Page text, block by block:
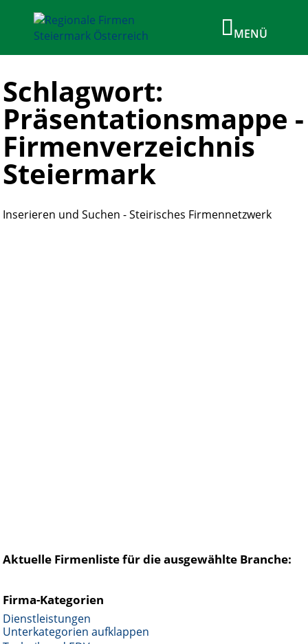
Schlagwort:
Präsentationsmappe -
Firmenverzeichnis
Steiermark
Inserieren und Suchen - Steirisches Firmennetzwerk
Aktuelle Firmenliste für die ausgewählte Branche:
Firma-Kategorien
Dienstleistungen
Unterkategorien aufklappen